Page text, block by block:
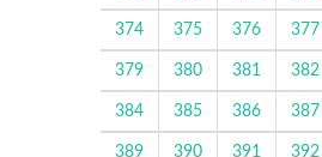
374 375 376 377
379 380 381 382
384 385 386 387
389 390 391 392